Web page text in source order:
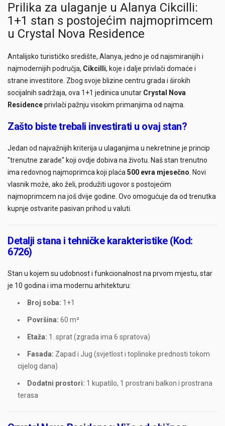
Prilika za ulaganje u Alanya Cikcilli:
1+1 stan s postojećim najmoprimcem
u Crystal Nova Residence
Antalijsko turističko središte, Alanya, jedno je od najsmiranijih i
najmodernijih područja, Cikcilli, koje i dalje privlači domaće i
strane investitore. Zbog svoje blizine centru grada i širokih
socijalnih sadržaja, ova 1+1 jedinica unutar Crystal Nova
Residenceprivlači pažnju visokim primanjima od najma.
Zašto biste trebali investirati u ovaj stan?
Jedan od najvažnijih kriterija u ulaganjima u nekretnine je princip
"trenutne zarade" koji ovdje dobiva na životu. Naš stan trenutno
ima redovnog najmoprimca koji plaća500 evra mjesečno. Novi
vlasnik može, ako želi, produžiti ugovor s postojećim
najmoprimcem na još dvije godine. Ovo omogućuje da od trenutka
kupnje ostvarite pasivan prihod u valuti.
Detalji stana i tehničke karakteristike (Kod:
6726)
Stan u kojem su udobnost i funkcionalnost na prvom mjestu, star
je 10 godina i ima modernu arhitekturu:
Broj soba: 1+1
Površina: 60 m²
Etaža: 1. sprat (zgrada ima 6 spratova)
Fasada: Zapad i Jug (svjetlost i toplinske prednosti tokom
cijelog dana)
Dodatni prostori: 1 kupatilo, 1 prostrani balkon i prostrana
terasa